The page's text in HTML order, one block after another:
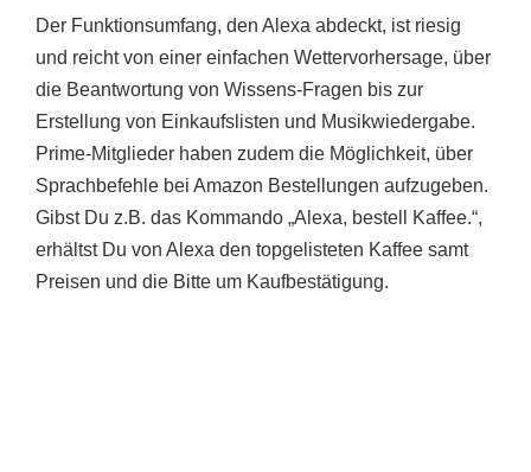
Der Funktionsumfang, den Alexa abdeckt, ist riesig
und reicht von einer einfachen Wettervorhersage, über
die Beantwortung von Wissens-Fragen bis zur
Erstellung von Einkaufslisten und Musikwiedergabe.
Prime-Mitglieder haben zudem die Möglichkeit, über
Sprachbefehle bei Amazon Bestellungen aufzugeben.
Gibst Du z.B. das Kommando „Alexa, bestell Kaffee.“,
erhältst Du von Alexa den topgelisteten Kaffee samt
Preisen und die Bitte um Kaufbestätigung.